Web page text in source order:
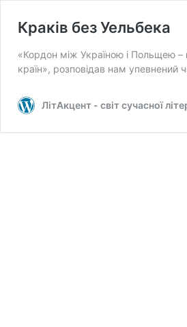
Краків без Уельбека
«Кордон між Україною і Польщею
країн», розповідав нам упевнений
ЛітАкцент - світ сучасної